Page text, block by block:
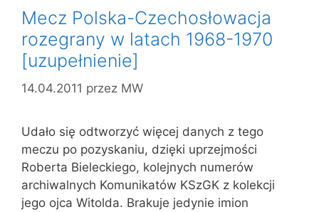
Mecz Polska-Czechosłowacja
rozegrany w latach 1968-1970
[uzupełnienie]
14.04.2011 przez MW
Udało się odtworzyć więcej danych z tego
meczu po pozyskaniu, dzięki uprzejmości
Roberta Bieleckiego, kolejnych numerów
archiwalnych Komunikatów KSzGK z kolekcji
jego ojca Witolda. Brakuje jedynie imion